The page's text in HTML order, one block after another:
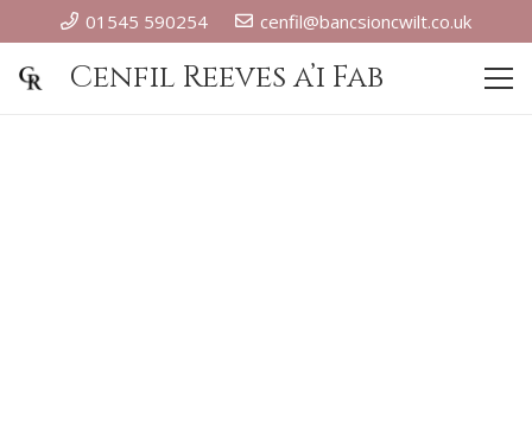
01545 590254 cenfil@bancsioncwilt.co.uk
Cenfil Reeves a’i Fab